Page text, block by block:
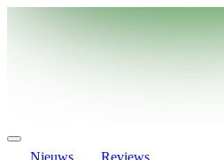
Nieuws
Reviews